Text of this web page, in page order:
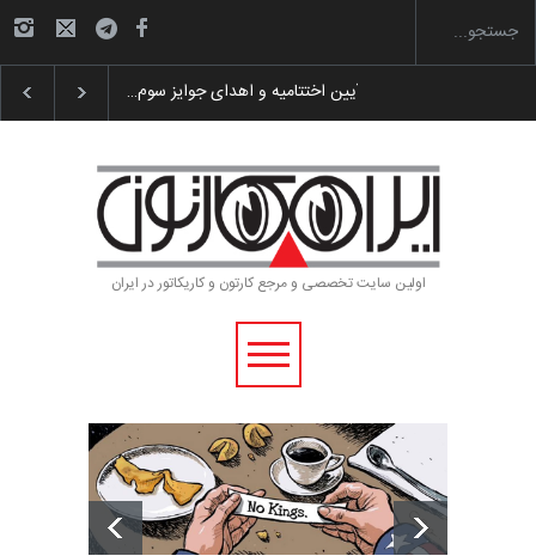
گزارش تصویری آیین به یاد اردوغان باشول (۱۹۳۶–۲۰۲۶)
اولین سایت تخصصی و مرجع کارتون و کاریکاتور در ایران